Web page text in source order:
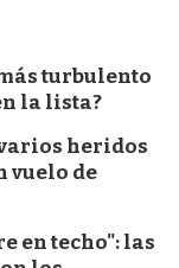
turbulento
la lista?
heridos
vuelo de
en techo": las